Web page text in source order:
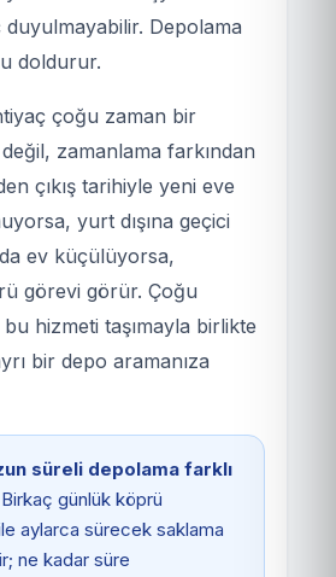
duyulmayabilir. Depolama
doldurur.
çoğu zaman bir
zamanlama farkından
çıkış tarihiyle yeni eve
yurt dışına geçici
ev küçülüyorsa,
görevi görür. Çoğu
hizmeti taşımayla birlikte
bir depo aramanıza
süreli depolama farklı
Birkaç günlük köprü
aylarca sürecek saklama
ne kadar süre